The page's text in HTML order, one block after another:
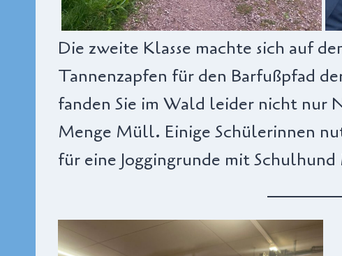
Die zweite Klasse machte sich auf
Tannenzapfen für den Barfußpfad
fanden Sie im Wald leider nicht nur
Menge Müll. Einige Schülerinnen
für eine Joggingrunde mit